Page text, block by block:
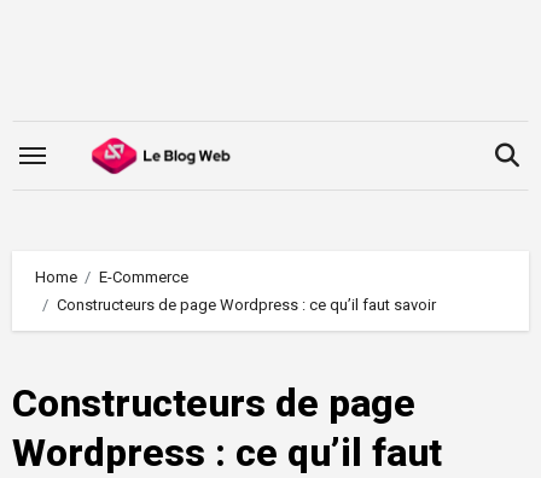
Home
E-Commerce
Constructeurs de page Wordpress : ce qu’il faut savoir
Constructeurs de page
Wordpress : ce qu’il faut